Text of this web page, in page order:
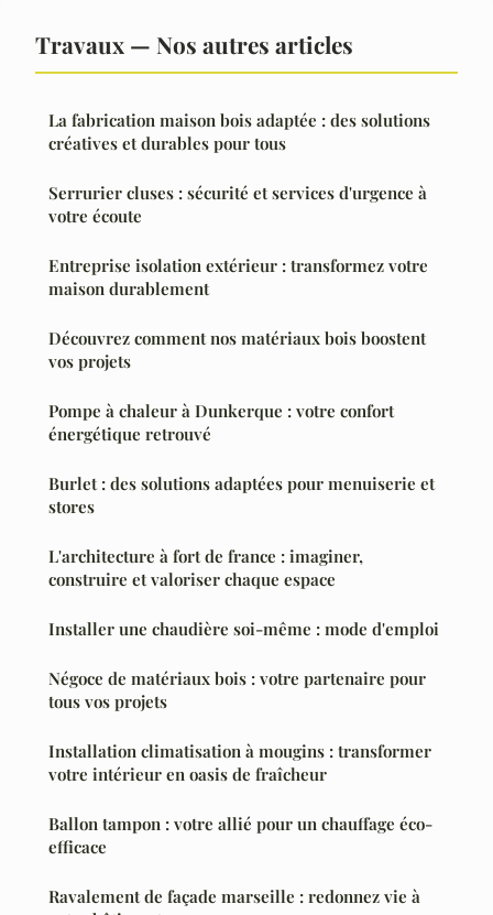
Travaux — Nos autres articles
La fabrication maison bois adaptée : des solutions
créatives et durables pour tous
Serrurier cluses : sécurité et services d'urgence à
votre écoute
Entreprise isolation extérieur : transformez votre
maison durablement
Découvrez comment nos matériaux bois boostent
vos projets
Pompe à chaleur à Dunkerque : votre confort
énergétique retrouvé
Burlet : des solutions adaptées pour menuiserie et
stores
L'architecture à fort de france : imaginer,
construire et valoriser chaque espace
Installer une chaudière soi-même : mode d'emploi
Négoce de matériaux bois : votre partenaire pour
tous vos projets
Installation climatisation à mougins : transformer
votre intérieur en oasis de fraîcheur
Ballon tampon : votre allié pour un chauffage éco-
efficace
Ravalement de façade marseille : redonnez vie à